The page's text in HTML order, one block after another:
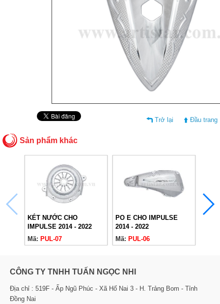
Trở lại Đầu trang
Sản phẩm khác
KÉT NƯỚC CHO
IMPULSE 2014 - 2022
Mã: PUL-07
PO E CHO IMPULSE
2014 - 2022
Mã: PUL-06
CÔNG TY TNHH TUẤN NGỌC NHI
Địa chỉ : 519F - Ấp Ngũ Phúc - Xã Hố Nai 3 - H. Trảng Bom - Tỉnh
Đồng Nai